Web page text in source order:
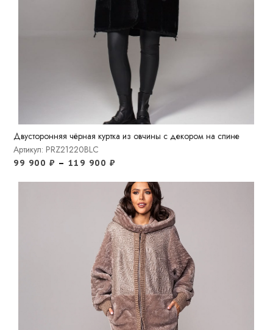
Двусторонняя чёрная куртка из овчины с декором на спине
Артикул: PRZ21220BLC
99 900 ₽ – 119 900 ₽